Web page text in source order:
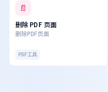
📄
删除 PDF 页面
删除PDF页面
PDF工具